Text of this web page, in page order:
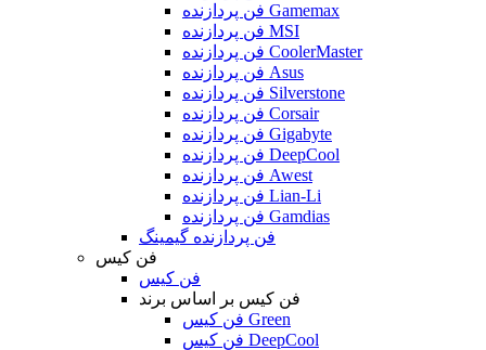
فن پردازنده Gamemax
فن پردازنده MSI
فن پردازنده CoolerMaster
فن پردازنده Asus
فن پردازنده Silverstone
فن پردازنده Corsair
فن پردازنده Gigabyte
فن پردازنده DeepCool
فن پردازنده Awest
فن پردازنده Lian-Li
فن پردازنده Gamdias
فن پردازنده گیمینگ
فن کیس
فن کیس
فن کیس بر اساس برند
فن کیس Green
فن کیس DeepCool